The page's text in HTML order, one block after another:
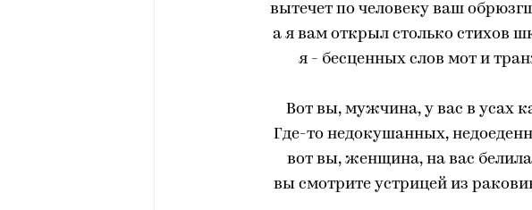
вытечет по человеку ваш
а я вам открыл столько стихов
я - бесценных слов мот и
Вот вы, мужчина, у вас в усах
Где-то недокушанных,
вот вы, женщина, на вас белила
вы смотрите устрицей из